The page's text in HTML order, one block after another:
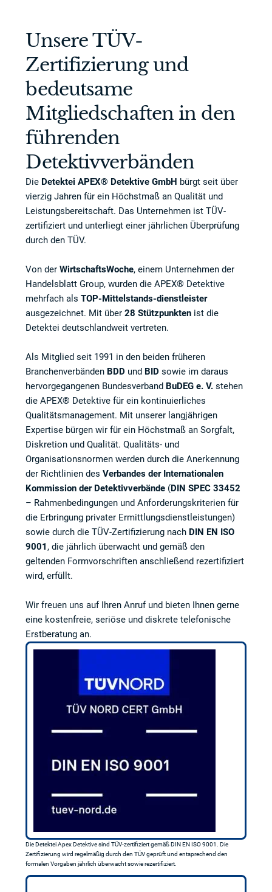
Unsere TÜV-
Zertifizierung und
bedeutsame
Mitgliedschaften in den
führenden
Detektivverbänden
Die Detektei APEX® Detektive GmbH bürgt seit über
vierzig Jahren für ein Höchstmaß an Qualität und
Leistungsbereitschaft. Das Unternehmen ist TÜV-
zertifiziert und unterliegt einer jährlichen Überprüfung
durch den TÜV.
Von derWirtschaftsWoche, einem Unternehmen der
Handelsblatt Group, wurden die APEX® Detektive
mehrfach alsTOP-Mittelstands-dienstleister
ausgezeichnet. Mit über28 Stützpunkten ist die
Detektei deutschlandweit vertreten.
Als Mitglied seit 1991 in den beiden früheren
Branchenverbänden BDD und BID sowie im daraus
hervorgegangenen Bundesverband BuDEG e. V. stehen
die APEX® Detektive für ein kontinuierliches
Qualitätsmanagement. Mit unserer langjährigen
Expertise bürgen wir für ein Höchstmaß an Sorgfalt,
Diskretion und Qualität. Qualitäts- und
Organisationsnormen werden durch die Anerkennung
der Richtlinien desVerbandes der Internationalen
Kommission der Detektivverbände (DIN SPEC 33452
– Rahmenbedingungen und Anforderungskriterien für
die Erbringung privater Ermittlungsdienstleistungen)
sowie durch die TÜV-Zertifizierung nach DIN EN ISO
9001 , die jährlich überwacht und gemäß den
geltenden Formvorschriften anschließend rezertifiziert
wird, erfüllt.
Wir freuen uns auf Ihren Anruf und bieten Ihnen gerne
eine kostenfreie, seriöse und diskrete telefonische
Erstberatung an.
Die Detektei Apex Detektive sind TÜV-zertifiziert gemäß DIN EN ISO 9001. Die
Zertifizierung wird regelmäßig durch den TÜV geprüft und entsprechend den
formalen Vorgaben jährlich überwacht sowie rezertifiziert.